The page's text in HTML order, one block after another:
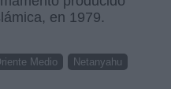
en 1979.
Medio
Netanyahu